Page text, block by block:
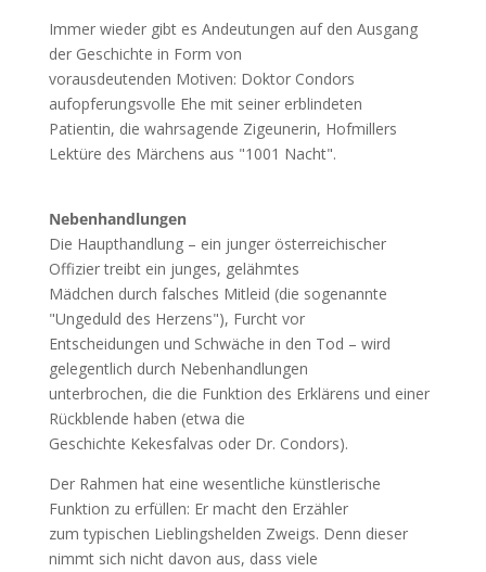
Immer wieder gibt es Andeutungen auf den Ausgang
der Geschichte in Form von
vorausdeutenden Motiven: Doktor Condors
aufopferungsvolle Ehe mit seiner erblindeten
Patientin, die wahrsagende Zigeunerin, Hofmillers
Lektüre des Märchens aus "1001 Nacht".
Nebenhandlungen
Die Haupthandlung – ein junger österreichischer
Offizier treibt ein junges, gelähmtes
Mädchen durch falsches Mitleid (die sogenannte
"Ungeduld des Herzens"), Furcht vor
Entscheidungen und Schwäche in den Tod – wird
gelegentlich durch Nebenhandlungen
unterbrochen, die die Funktion des Erklärens und einer
Rückblende haben (etwa die
Geschichte Kekesfalvas oder Dr. Condors).
Der Rahmen hat eine wesentliche künstlerische
Funktion zu erfüllen: Er macht den Erzähler
zum typischen Lieblingshelden Zweigs. Denn dieser
nimmt sich nicht davon aus, dass viele